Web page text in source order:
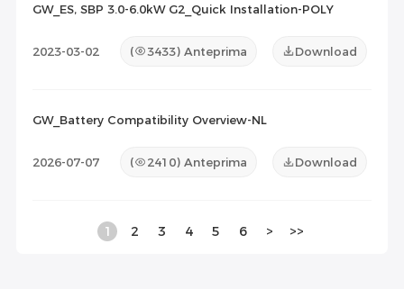
GW_ES, SBP 3.0-6.0kW G2_Quick Installation-POLY
2023-03-02 ( 3433) Anteprima Download
GW_Battery Compatibility Overview-NL
2026-07-07 ( 2410) Anteprima Download
1 2 3 4 5 6 > >>